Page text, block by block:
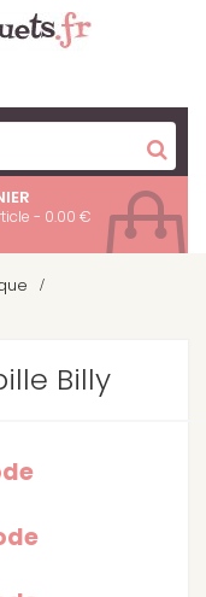
- 0.00 €
>
Billy